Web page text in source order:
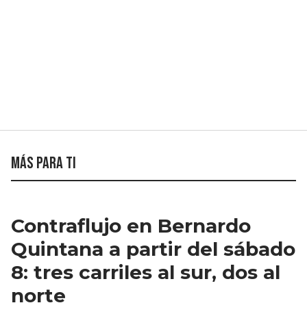
Más para ti
Contraflujo en Bernardo
Quintana a partir del sábado
8: tres carriles al sur, dos al
norte